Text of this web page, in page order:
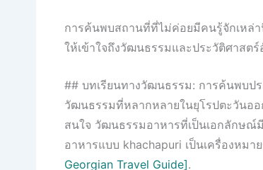
การค้นพบสถานที่ที่ไม่ค่อยมีคนรู้จักเหล่
ให้เข้าใจถึงวัฒนธรรมและประวัติศาสต
## บทเรียนทางวัฒนธรรม: การค้นพบป
วัฒนธรรมที่หลากหลายในยุโรปตะวันออ
สนใจ วัฒนธรรมอาหารที่เป็นเอกลักษณ์
อาหารแบบ khachapuri เป็นเครื่องหม
Georgian Travel Guide].